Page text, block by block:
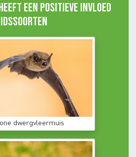
een positieve invloed
dwergvleermuis